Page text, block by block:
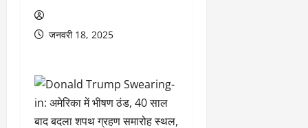
जनवरी 18, 2025